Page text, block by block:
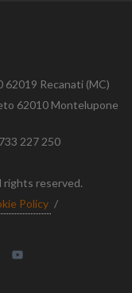
62019 Recanati (MC)
62010 Montelupone
227 250
rights reserved.
Policy /